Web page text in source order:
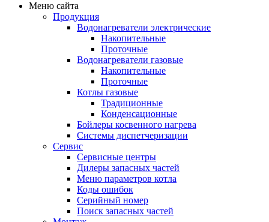
Меню сайта
Продукция
Водонагреватели электрические
Накопительные
Проточные
Водонагреватели газовые
Накопительные
Проточные
Котлы газовые
Традиционные
Конденсационные
Бойлеры косвенного нагрева
Системы диспетчеризации
Сервис
Сервисные центры
Дилеры запасных частей
Меню параметров котла
Коды ошибок
Серийный номер
Поиск запасных частей